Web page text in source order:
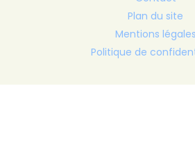
Plan du site
Mentions légales
Politique de